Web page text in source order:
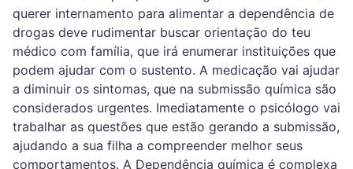
querer internamento para alimentar a dependência de
drogas deve rudimentar buscar orientação do teu
médico com família, que irá enumerar instituições que
podem ajudar com o sustento. A medicação vai ajudar
a diminuir os sintomas, que na submissão química são
considerados urgentes. Imediatamente o psicólogo vai
trabalhar as questões que estão gerando a submissão,
ajudando a sua filha a compreender melhor seus
comportamentos. A Dependência química é complexa